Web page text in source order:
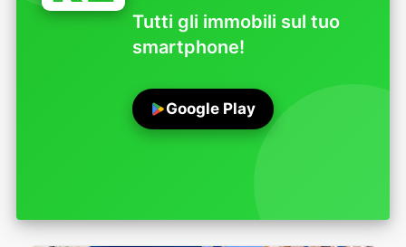
Tutti gli immobili sul tuo
smartphone!
Google Play